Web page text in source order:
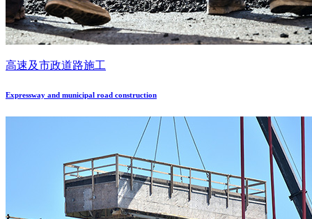
高速及市政道路施工
Expressway and municipal road construction